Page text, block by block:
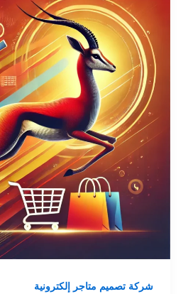
شركة تصميم متاجر إلكترونية